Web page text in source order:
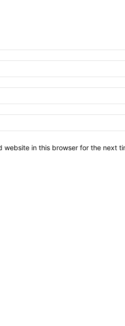
website in this browser for the next